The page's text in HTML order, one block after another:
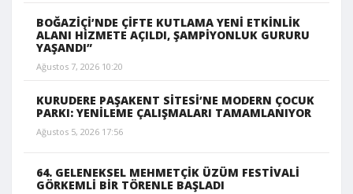
BOĞAZİÇİ’NDE ÇİFTE KUTLAMA YENİ ETKİNLİK
ALANI HİZMETE AÇILDI, ŞAMPİYONLUK GURURU
YAŞANDI”
Ağustos 7, 2026 10:20
KURUDERE PAŞAKENT SİTESİ’NE MODERN ÇOCUK
PARKI: YENİLEME ÇALIŞMALARI TAMAMLANIYOR
Ağustos 5, 2026 17:56
64. GELENEKSEL MEHMETÇİK ÜZÜM FESTİVALİ
GÖRKEMLİ BİR TÖRENLE BAŞLADI